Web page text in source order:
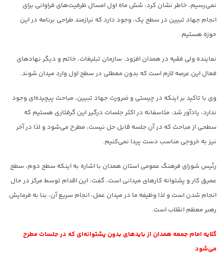
نمی‌رسیم، خاطر نشان کرد: شش ماه اول امسال ظرفیت‌های فراوانی برای
انجام جهاد تبیین در سطح یک، وجود دارد که نیازمند طراحی برنامه در این
حوزه هستیم.
نماینده ولی فقیه در همدان افزود: سازمان تبلیغات، خاتم و دیگر نهادهای
فعال این عرصه لازم است که بدون معطلی در سطح اول وارد میدان شوند.
وی با تاکید بر اینکه در چیستی و ضرورت جهاد تبیین، مباحث پیچیده‌ای وجود
ندارد، یادآور شد: متاسفانه در اکثر جلسات درگیر این گرفتاری هستیم که
سطحی از مباحث که در آن جلسه قابل حل نیست، مطرح می‌شود و لذا در آخر
نیز به خروجی مناسب دست پیدا نمی‌کنیم.
رئیس شورای فرهنگ عمومی استان همدان با اشاره به اینکه سطح دوم، سطح
عمیق کار و پشتوانه کارهای میدانی است، گفت: این اقدام توسط مرکز در حال
انجام شدن است و لذا وظیفه ما در میدان عمل، انجام سریع آن، بنا به فرمایش
رهبر معظم انقلاب است.
گلایه امام جمعه همدان از بایدهای بدون پشتوانه‌ای که در جلسات مطرح
می‌شود